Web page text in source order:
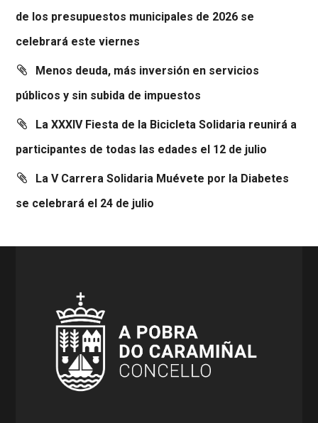
de los presupuestos municipales de 2026 se
celebrará este viernes
Menos deuda, más inversión en servicios
públicos y sin subida de impuestos
La XXXIV Fiesta de la Bicicleta Solidaria reunirá a
participantes de todas las edades el 12 de julio
La V Carrera Solidaria Muévete por la Diabetes
se celebrará el 24 de julio